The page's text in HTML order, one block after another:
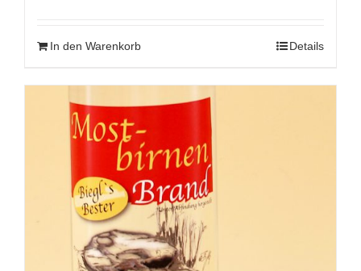
In den Warenkorb Details